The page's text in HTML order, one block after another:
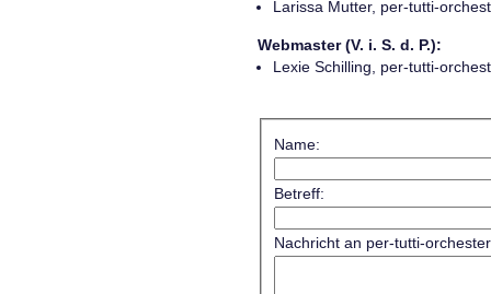
Larissa Mutter, per-tutti-
Webmaster (V. i. S. d. P.):
Lexie Schilling, per-tutti-
Name:
Betreff:
Nachricht an per-tutti-